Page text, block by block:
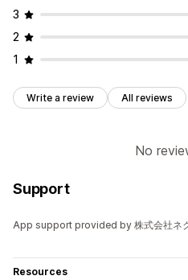
3
2
1
Write a review All reviews
No
Support
App support provided by 株式会社ネ
Resources